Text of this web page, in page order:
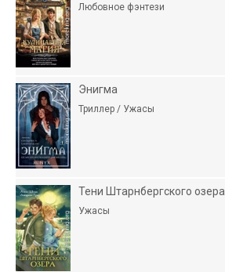
Любовное фэнтези
Энигма
Триллер / Ужасы
Тени Штарнбергского озера
Ужасы